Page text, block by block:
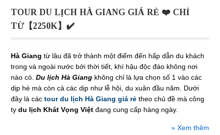
TOUR DU LỊCH HÀ GIANG GIÁ RẺ ❤️ CHỈ
TỪ【2250K】✔️
Hà Giang từ lâu đã trở thành một điểm đến hấp dẫn du khách
trong và ngoài nước bởi thời tiết, khí hậu độc đáo không nơi
nào có.Du lịch Hà Giang không chỉ là lựa chọn số 1 vào các
dịp hè mà còn cả các dịp như lễ hội, du xuân đầu năm. Dưới
đây là cáctour du lịch Hà Giang giá rẻ theo chủ đề mà công
tydu lịch Khát Vọng Việt đang cung cấp hàng ngày.
» Xem thêm